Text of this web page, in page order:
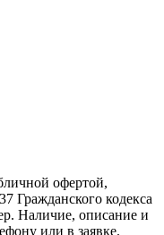
офертой,
Гражданского кодекса
Наличие, описание и
или в заявке.